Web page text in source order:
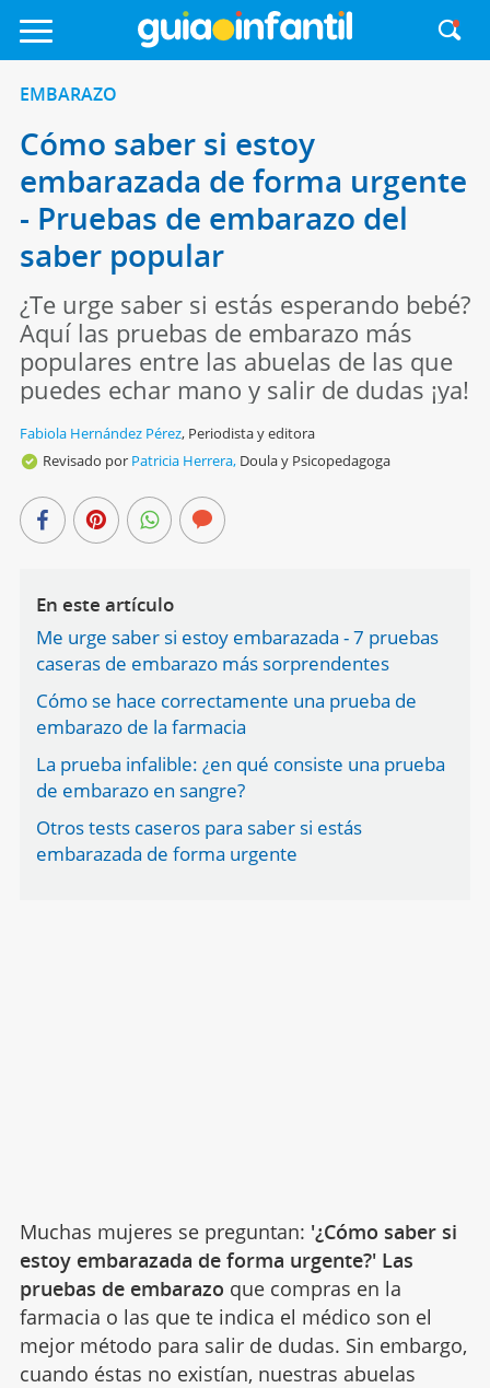
EMBARAZO
Cómo saber si estoy
embarazada de forma urgente
- Pruebas de embarazo del
saber popular
¿Te urge saber si estás esperando bebé?
Aquí las pruebas de embarazo más
populares entre las abuelas de las que
puedes echar mano y salir de dudas ¡ya!
Fabiola Hernández Pérez, Periodista y editora
Revisado por Patricia Herrera, Doula y Psicopedagoga
En este artículo
Me urge saber si estoy embarazada - 7 pruebas
caseras de embarazo más sorprendentes
Cómo se hace correctamente una prueba de
embarazo de la farmacia
La prueba infalible: ¿en qué consiste una prueba
de embarazo en sangre?
Otros tests caseros para saber si estás
embarazada de forma urgente
Muchas mujeres se preguntan: '¿Cómo saber si
estoy embarazada de forma urgente?' Las
pruebas de embarazo que compras en la
farmacia o las que te indica el médico son el
mejor método para salir de dudas. Sin embargo,
cuando éstas no existían, nuestras abuelas